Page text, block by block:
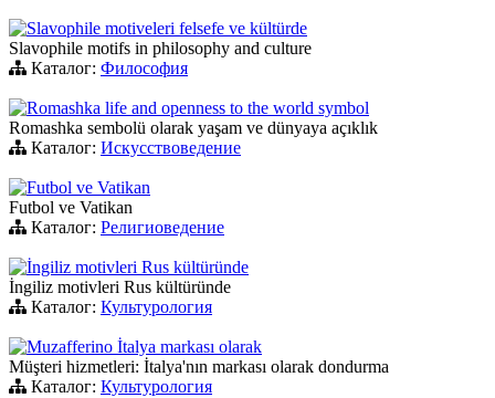
Slavophile motiveleri felsefe ve kültürde
Slavophile motifs in philosophy and culture
Каталог: Философия
Romashka life and openness to the world symbol
Romashka sembolü olarak yaşam ve dünyaya açıklık
Каталог: Искусствоведение
Futbol ve Vatikan
Futbol ve Vatikan
Каталог: Религиоведение
İngiliz motivleri Rus kültüründe
İngiliz motivleri Rus kültüründe
Каталог: Культурология
Muzafferino İtalya markası olarak
Müşteri hizmetleri: İtalya'nın markası olarak dondurma
Каталог: Культурология